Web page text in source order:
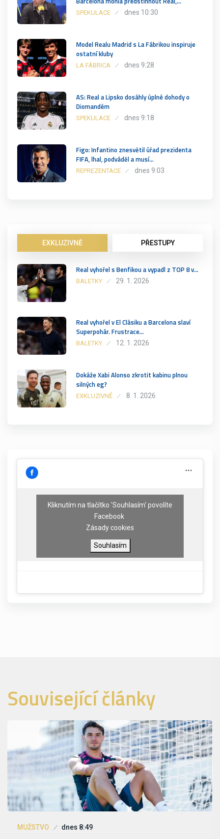
SPEKULACE dnes 10:30
Model Realu Madrid s La Fábrikou inspiruje
ostatní kluby
LA FÁBRICA dnes 9:28
AS: Real a Lipsko dosáhly úplné dohody o
Diomandém
SPEKULACE dnes 9:18
Figo: Infantino znesvětil úřad prezidenta
FIFA, lhal, podváděl a musí…
REPREZENTACE dnes 9:03
EXKLUZIVNĚ PŘESTUPY
Real vyhořel s Benfikou a vypadl z TOP 8 v…
BALETKY 29. 1. 2026
Real vyhořel v El Clásiku a Barcelona slaví
Superpohár. Frustrace…
BALETKY 12. 1. 2026
Dokáže Xabi Alonso zkrotit kabinu plnou
silných eg?
EXKLUZIVNĚ 8. 1. 2026
Kliknutím na tlačítko 'Souhlasím' povolíte
Facebook
Zásady cookies
Souhlasím
Související články
MUŽSTVO dnes 8:49